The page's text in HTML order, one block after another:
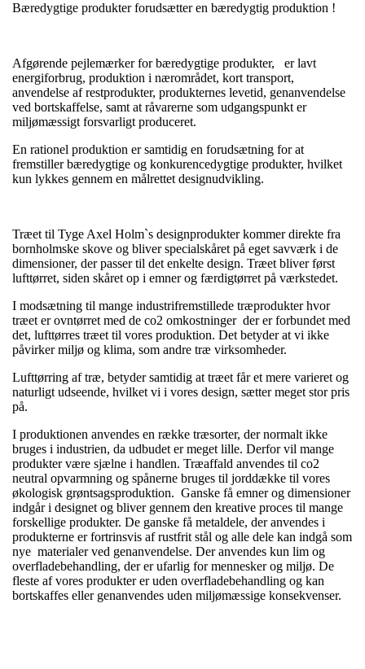
Bæredygtige produkter forudsætter en bæredygtig produktion !
Afgørende pejlemærker for bæredygtige produkter, er lavt
energiforbrug, produktion i nærområdet, kort transport,
anvendelse af restprodukter, produkternes levetid, genanvendelse
ved bortskaffelse, samt at råvarerne som udgangspunkt er
miljømæssigt forsvarligt produceret.
En rationel produktion er samtidig en forudsætning for at
fremstiller bæredygtige og konkurencedygtige produkter, hvilket
kun lykkes gennem en målrettet designudvikling.
Træet til Tyge Axel Holm`s designprodukter kommer direkte fra
bornholmske skove og bliver specialskåret på eget savværk i de
dimensioner, der passer til det enkelte design. Træet bliver først
lufttørret, siden skåret op i emner og færdigtørret på værkstedet.
I modsætning til mange industrifremstillede træprodukter hvor
træet er ovntørret med de co2 omkostninger der er forbundet med
det, lufttørres træet til vores produktion. Det betyder at vi ikke
påvirker miljø og klima, som andre træ virksomheder.
Lufttørring af træ, betyder samtidig at træet får et mere varieret og
naturligt udseende, hvilket vi i vores design, sætter meget stor pris
på.
I produktionen anvendes en række træsorter, der normalt ikke
bruges i industrien, da udbudet er meget lille. Derfor vil mange
produkter være sjælne i handlen. Træaffald anvendes til co2
neutral opvarmning og spånerne bruges til jorddække til vores
økologisk grøntsagsproduktion. Ganske få emner og dimensioner
indgår i designet og bliver gennem den kreative proces til mange
forskellige produkter. De ganske få metaldele, der anvendes i
produkterne er fortrinsvis af rustfrit stål og alle dele kan indgå som
nye materialer ved genanvendelse. Der anvendes kun lim og
overfladebehandling, der er ufarlig for mennesker og miljø. De
fleste af vores produkter er uden overfladebehandling og kan
bortskaffes eller genanvendes uden miljømæssige konsekvenser.